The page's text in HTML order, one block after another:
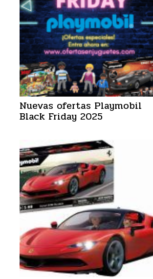
Nuevas ofertas Playmobil
Black Friday 2025